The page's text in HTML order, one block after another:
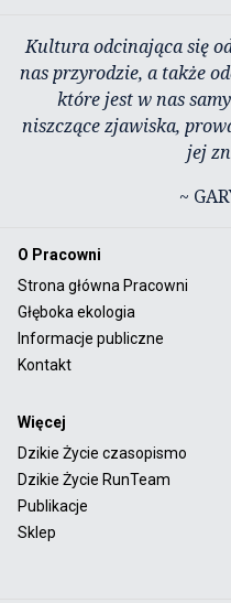
Kultura odcinająca się
nas przyrodzie, a także
które jest w nas
niszczące zjawiska,
jej
~
O Pracowni
Strona główna Pracowni
Głęboka ekologia
Informacje publiczne
Kontakt
Więcej
Dzikie Życie czasopismo
Dzikie Życie RunTeam
Publikacje
Sklep